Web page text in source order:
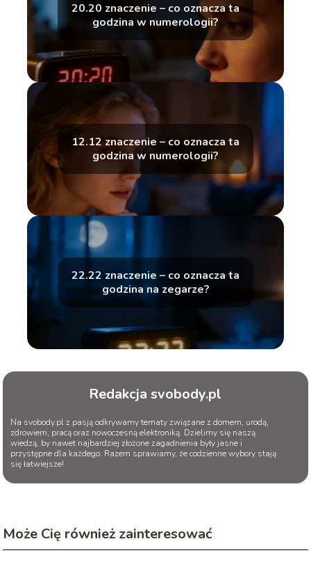
20.20 znaczenie – co oznacza ta
godzina w numerologii?
12.12 znaczenie – co oznacza ta
godzina w numerologii?
22.22 znaczenie – co oznacza ta
godzina na zegarze?
Redakcja svobody.pl
Na svobody.pl z pasją odkrywamy tematy związane z domem, urodą,
zdrowiem, pracą oraz nowoczesną elektroniką. Dzielimy się naszą
wiedzą, by nawet najbardziej złożone zagadnienia były jasne i
przystępne dla każdego. Razem sprawiamy, że codzienne wybory stają
się łatwiejsze!
Może Cię również zainteresować